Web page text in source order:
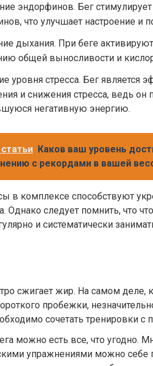
эндорфинов. Бег
что улучшает настроение и
дыхания. При беге
общей выносливости и
уровня стресса. Бег является
и снижения стресса, ведь он
негативную энергию.
Каков ваш уровень
с рекордами в вашей
в комплексе способствуют
Однако следует помнить, что
и систематически
сжигает жир. На самом деле,
пробежки,
сочетать тренировки
можно есть все, что угодно.
упражнениями можно себе